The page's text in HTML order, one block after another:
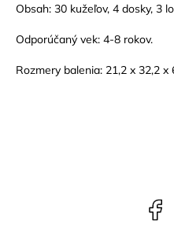
Obsah: 30 kužeľov, 4 dosky, 3
Odporúčaný vek: 4-8 rokov.
Rozmery balenia: 21,2 x 32,2 x